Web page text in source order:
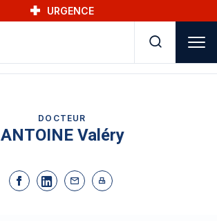
URGENCE
DOCTEUR
ANTOINE Valéry